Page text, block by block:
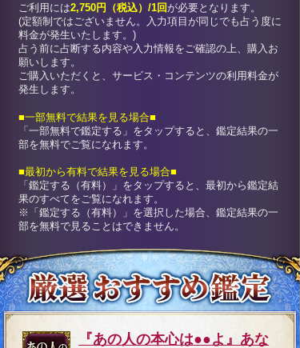
ご利用には2,750円（税込）/1回が必要となります。
(定額制ではございません。入力項目が同じでも占う度に
料金が発生いたします。)
占う前に占断する内容や入力情報をご確認の上、購入お
願いします。
ご購入いただくと、サービス・コンテンツの利用料金が
発生します。
■一部無料で結果を見る場合■
「一部無料で鑑定する」を タップすると、鑑定結果の一
部を無料でご覧になれます。
■最初から有料で結果を見る場合■
「鑑定する（有料）」を タップすると、最初から鑑定結
果のすべてをご覧になれます。
※「鑑定する（有料）」を選択した場合、鑑定結果の一
部を無料で見ることはできません。
『あの人の本心は●●よ』あな